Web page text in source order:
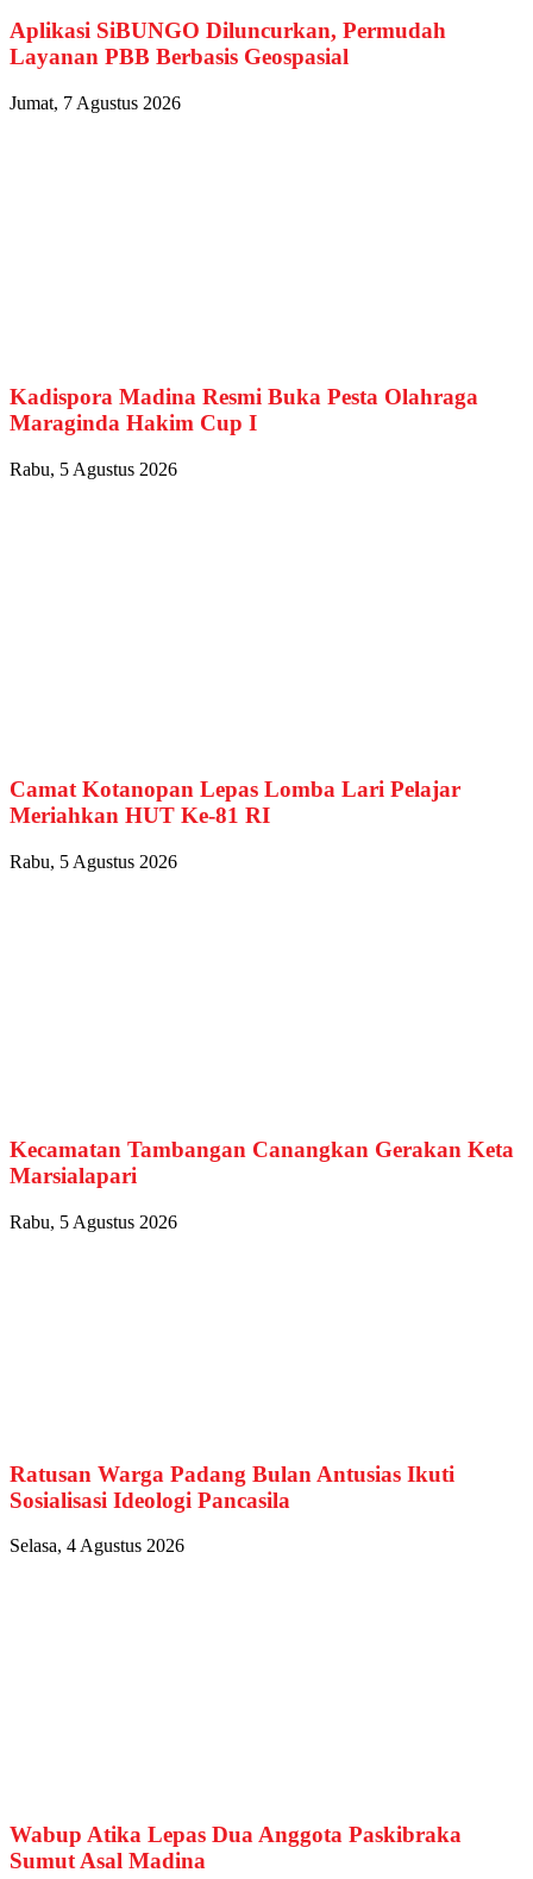
Aplikasi SiBUNGO Diluncurkan, Permudah
Layanan PBB Berbasis Geospasial
Jumat, 7 Agustus 2026
Kadispora Madina Resmi Buka Pesta Olahraga
Maraginda Hakim Cup I
Rabu, 5 Agustus 2026
Camat Kotanopan Lepas Lomba Lari Pelajar
Meriahkan HUT Ke-81 RI
Rabu, 5 Agustus 2026
Kecamatan Tambangan Canangkan Gerakan Keta
Marsialapari
Rabu, 5 Agustus 2026
Ratusan Warga Padang Bulan Antusias Ikuti
Sosialisasi Ideologi Pancasila
Selasa, 4 Agustus 2026
Wabup Atika Lepas Dua Anggota Paskibraka
Sumut Asal Madina